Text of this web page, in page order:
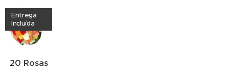
20 Rosas
Entrega
Incluída